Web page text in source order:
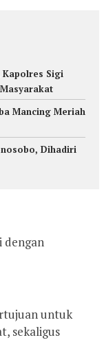
Sigi
Mancing Meriah
Dihadiri
dengan
untuk
sekaligus